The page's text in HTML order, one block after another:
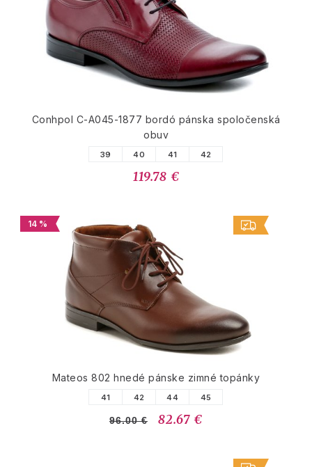
Conhpol C-A045-1877 bordó pánska spoločenská
obuv
39 40 41 42
119.78 €
14 %
Mateos 802 hnedé pánske zimné topánky
41 42 44 45
96.00 € 82.67 €